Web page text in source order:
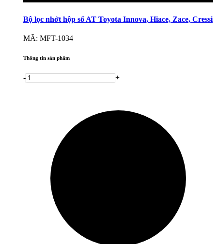
Bộ lọc nhớt hộp số AT Toyota Innova, Hiace, Zace, Cressi
MÃ: MFT-1034
Thông tin sản phẩm
- +